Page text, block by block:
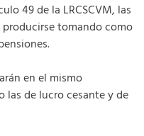
49 de la LRCSCVM, las
tomando como
en el mismo
las de lucro cesante y de